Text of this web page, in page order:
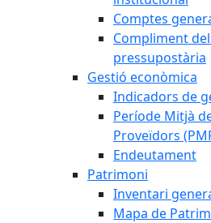
Comptes
Compliment
pressupostària
Gestió econòmica
Indicadors de
Període Mitjà
Proveïdors
Endeutament
Patrimoni
Inventari
Mapa de